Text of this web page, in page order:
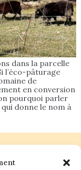
dans la parcelle
l’éco-pâturage
de
en conversion
pourquoi parler
donne le nom à